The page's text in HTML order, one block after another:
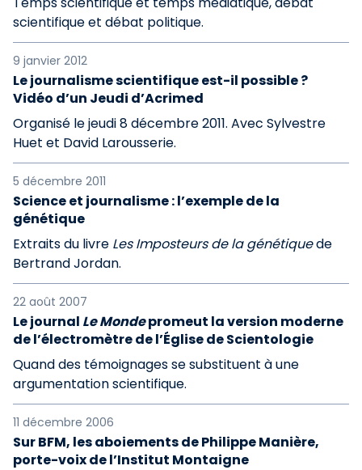
scientifique et débat politique.
9 janvier 2012
Le journalisme scientifique est-il possible ?
Vidéo d’un Jeudi d’Acrimed
Organisé le jeudi 8 décembre 2011. Avec Sylvestre
Huet et David Larousserie.
5 décembre 2011
Science et journalisme : l’exemple de la
génétique
Extraits du livre Les Imposteurs de la génétiquede
Bertrand Jordan.
22 août 2007
Le journal Le Mondepromeut la version moderne
de l’électromètre de l’Église de Scientologie
Quand des témoignages se substituent à une
argumentation scientifique.
11 décembre 2006
Sur BFM, les aboiements de Philippe Manière,
porte-voix de l’Institut Montaigne